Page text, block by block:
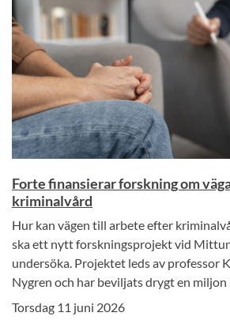
Forte finansierar forskning om
kriminalvård
Hur kan vägen till arbete efter
ska ett nytt forskningsprojekt vid
undersöka. Projektet leds av professor
Nygren och har beviljats drygt en miljon
Torsdag 11 juni 2026